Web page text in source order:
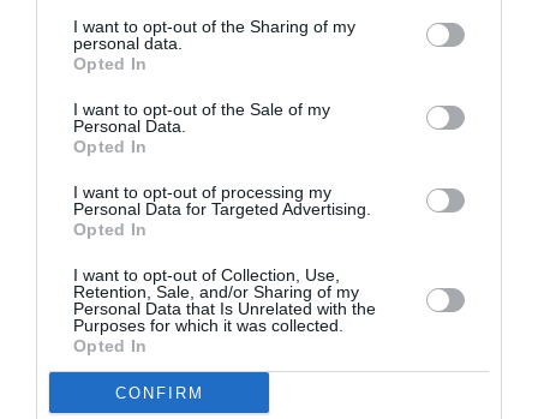
I want to opt-out of the Sharing of my
personal data.
Opted In
I want to opt-out of the Sale of my
Personal Data.
Opted In
I want to opt-out of processing my
Personal Data for Targeted Advertising.
Opted In
I want to opt-out of Collection, Use,
Retention, Sale, and/or Sharing of my
Personal Data that Is Unrelated with the
Purposes for which it was collected.
Opted In
CONFIRM
Appel aux lecteurs !
Soutenez Air Journal participez
développement !
NOUS SOUTENIR